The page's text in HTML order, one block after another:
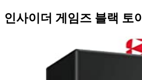
인사이더 게임즈 블랙 토이